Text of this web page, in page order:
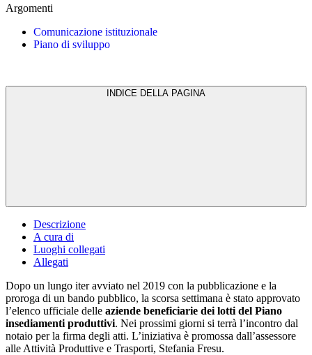
Argomenti
Comunicazione istituzionale
Piano di sviluppo
Descrizione
A cura di
Luoghi collegati
Allegati
Dopo un lungo iter avviato nel 2019 con la pubblicazione e la
proroga di un bando pubblico, la scorsa settimana è stato approvato
l’elenco ufficiale delle aziende beneficiarie dei lotti del Piano
insediamenti produttivi. Nei prossimi giorni si terrà l’incontro dal
notaio per la firma degli atti. L’iniziativa è promossa dall’assessore
alle Attività Produttive e Trasporti, Stefania Fresu.